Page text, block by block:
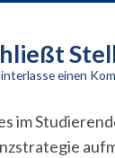
einen
im